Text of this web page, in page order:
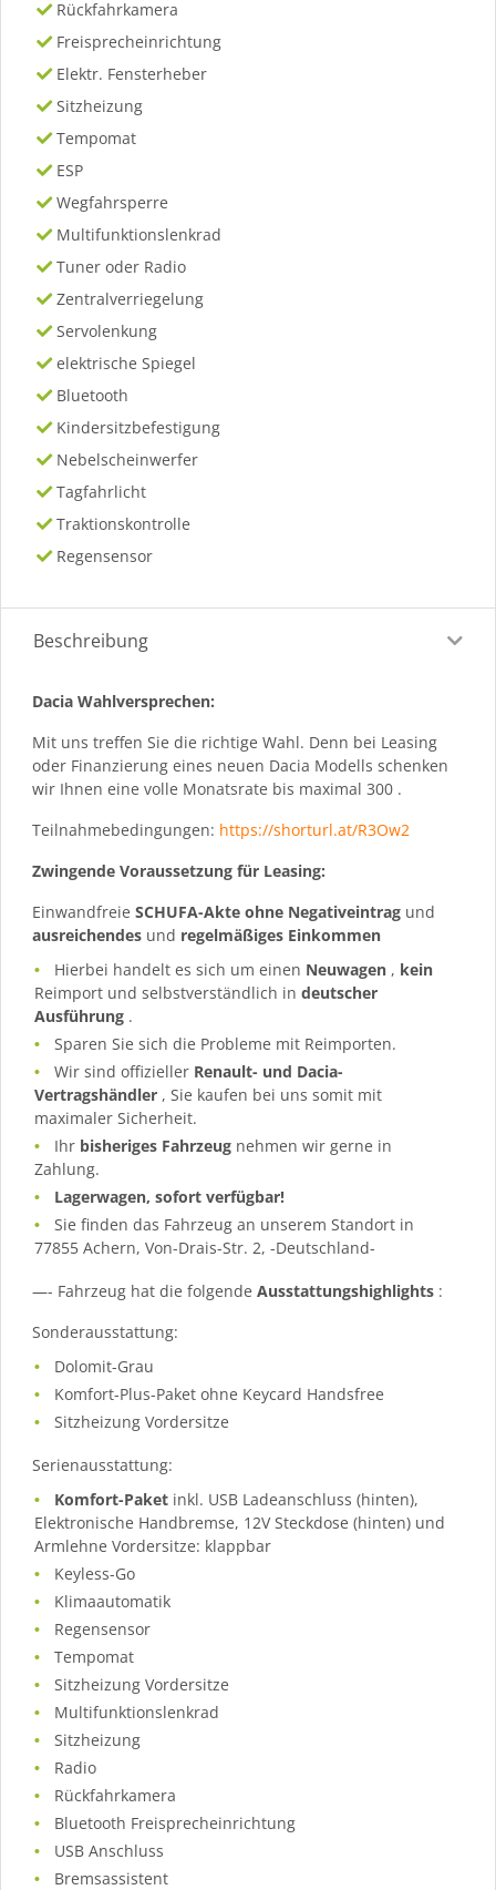
Rückfahrkamera
Freisprecheinrichtung
Elektr. Fensterheber
Sitzheizung
Tempomat
ESP
Wegfahrsperre
Multifunktionslenkrad
Tuner oder Radio
Zentralverriegelung
Servolenkung
elektrische Spiegel
Bluetooth
Kindersitzbefestigung
Nebelscheinwerfer
Tagfahrlicht
Traktionskontrolle
Regensensor
Beschreibung
Dacia Wahlversprechen:
Mit uns treffen Sie die richtige Wahl. Denn bei Leasing
oder Finanzierung eines neuen Dacia Modells schenken
wir Ihnen eine volle Monatsrate bis maximal 300 .
Teilnahmebedingungen: https://shorturl.at/R3Ow2
Zwingende Voraussetzung für Leasing:
Einwandfreie SCHUFA-Akte ohne Negativeintrag und
ausreichendes und regelmäßiges Einkommen
Hierbei handelt es sich um einen Neuwagen , kein
Reimport und selbstverständlich in deutscher
Ausführung .
Sparen Sie sich die Probleme mit Reimporten.
Wir sind offizieller Renault- und Dacia-
Vertragshändler , Sie kaufen bei uns somit mit
maximaler Sicherheit.
Ihr bisheriges Fahrzeug nehmen wir gerne in
Zahlung.
Lagerwagen, sofort verfügbar!
Sie finden das Fahrzeug an unserem Standort in
77855 Achern, Von-Drais-Str. 2, -Deutschland-
—- Fahrzeug hat die folgende Ausstattungshighlights :
Sonderausstattung:
Dolomit-Grau
Komfort-Plus-Paket ohne Keycard Handsfree
Sitzheizung Vordersitze
Serienausstattung:
Komfort-Paket inkl. USB Ladeanschluss (hinten),
Elektronische Handbremse, 12V Steckdose (hinten) und
Armlehne Vordersitze: klappbar
Keyless-Go
Klimaautomatik
Regensensor
Tempomat
Sitzheizung Vordersitze
Multifunktionslenkrad
Sitzheizung
Radio
Rückfahrkamera
Bluetooth Freisprecheinrichtung
USB Anschluss
Bremsassistent